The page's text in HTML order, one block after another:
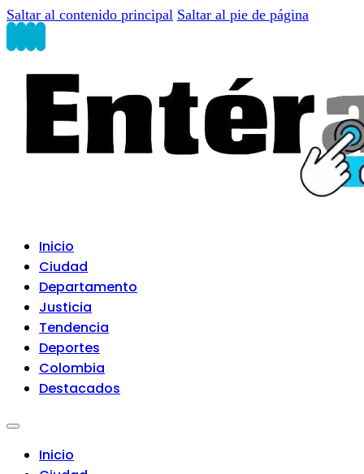
Saltar al contenido principal Saltar al pie de página
Inicio
Ciudad
Departamento
Justicia
Tendencia
Deportes
Colombia
Destacados
Inicio